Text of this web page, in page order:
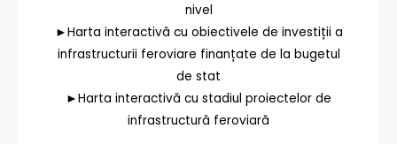
nivel
►Harta interactivă cu obiectivele de investiții a
infrastructurii feroviare finanțate de la bugetul
de stat
►Harta interactivă cu stadiul proiectelor de
infrastructură feroviară